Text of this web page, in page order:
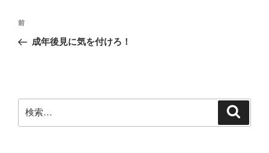
投
ナ
ー
シ
前
の
前
成年後見に気を付けろ！
索: